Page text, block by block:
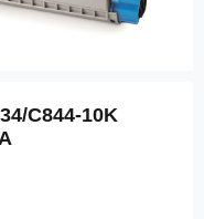
C844-10K